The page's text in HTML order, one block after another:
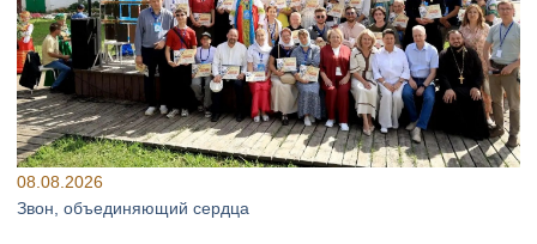
08.08.2026
Звон, объединяющий сердца